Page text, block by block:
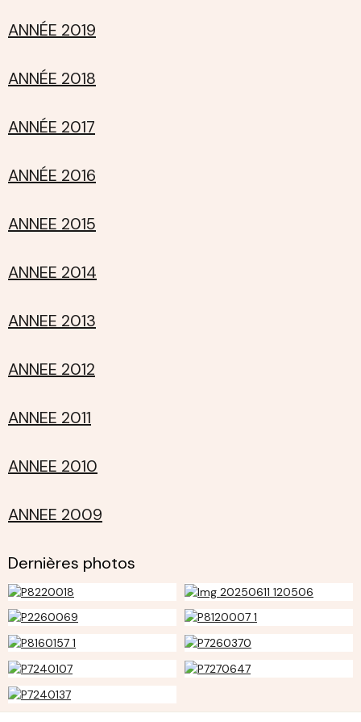
ANNÉE 2019
ANNÉE 2018
ANNÉE 2017
ANNÉE 2016
ANNEE 2015
ANNEE 2014
ANNEE 2013
ANNEE 2012
ANNEE 2011
ANNEE 2010
ANNEE 2009
Dernières photos